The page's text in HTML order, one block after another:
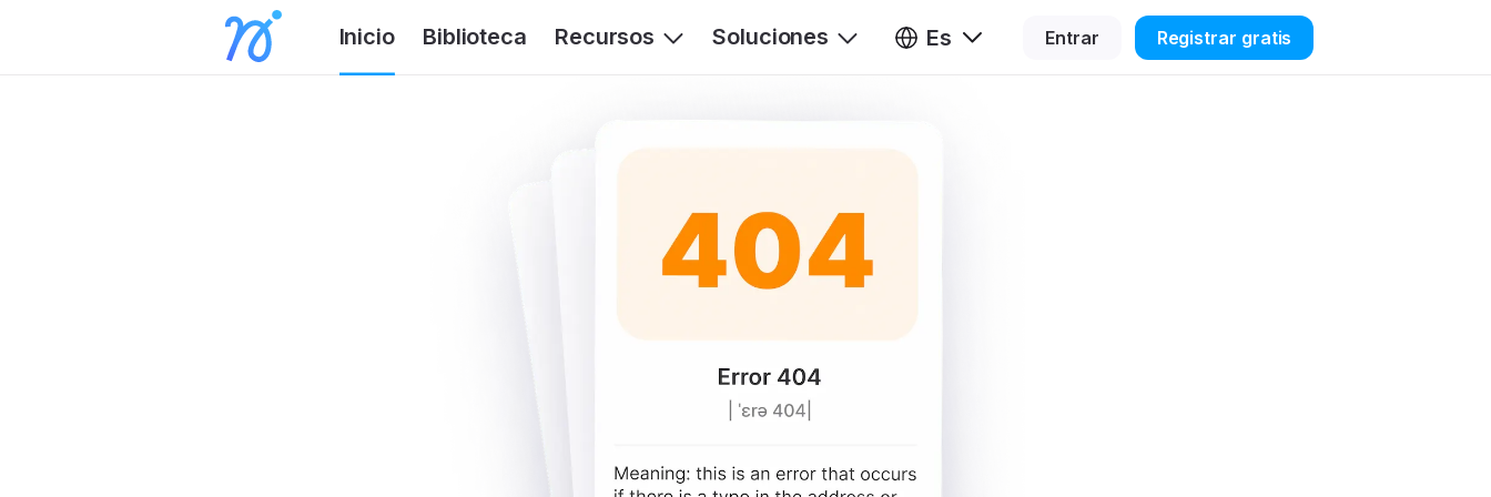
Inicio Biblioteca Recursos Soluciones Es Entrar Registrar gratis